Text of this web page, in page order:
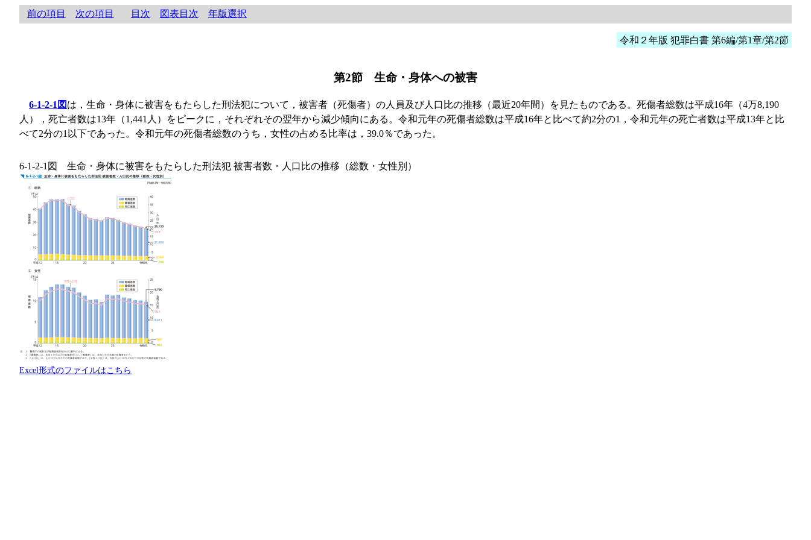
前の項目 次の項目 目次 図表目次 年版選択
令和２年版 犯罪白書 第6編/第1章/第2節
第2節 生命・身体への被害
6-1-2-1図 は，生命・身体に被害をもたらした刑法犯について，被害者（死傷者）の人員及び人口比の推移（最近20年間）を見たものである。死傷者総数は平成16年（4万8,190
人），死亡者数は13年（1,441人）をピークに，それぞれその翌年から減少傾向にある。令和元年の死傷者総数は平成16年と比べて約2分の1，令和元年の死亡者数は平成13年と比
べて2分の1以下であった。令和元年の死傷者総数のうち，女性の占める比率は，39.0％であった。
6-1-2-1図 生命・身体に被害をもたらした刑法犯 被害者数・人口比の推移（総数・女性別）
Excel形式のファイルはこちら